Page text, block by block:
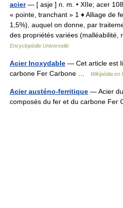
acier— [ asje ] n. m. • XIIe; acer
« pointe, tranchant » 1 ♦ Alliage de
1,5%), auquel on donne, par
des propriétés variées
Encyclopédie Universelle
Acier Inoxydable — Cet article est
carbone Fer Carbone …
Wikipédia en
Acier austéno-ferritique — Acier
composés du fer et du carbone